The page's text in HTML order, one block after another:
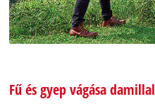
Fű és gyep vágása damillal